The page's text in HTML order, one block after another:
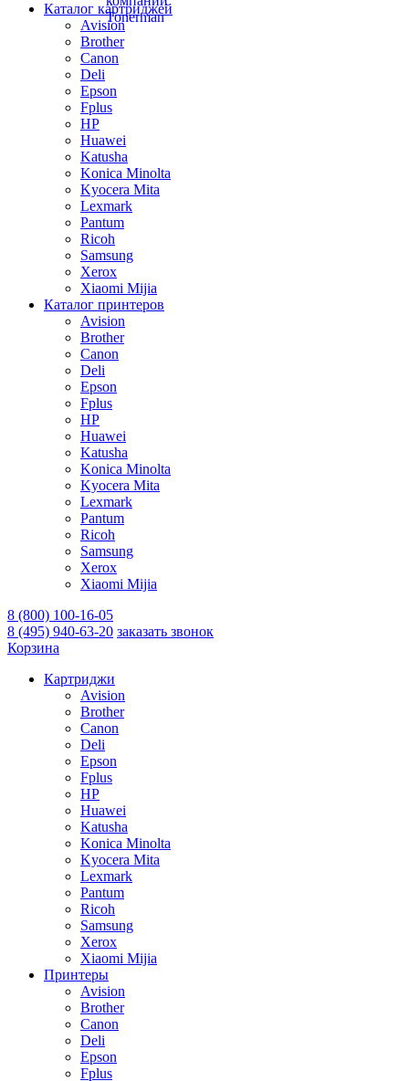
Каталог картриджей
Avision
Brother
Canon
Deli
Epson
Fplus
HP
Huawei
Katusha
Konica Minolta
Kyocera Mita
Lexmark
Pantum
Ricoh
Samsung
Xerox
Xiaomi Mijia
Каталог принтеров
Avision
Brother
Canon
Deli
Epson
Fplus
HP
Huawei
Katusha
Konica Minolta
Kyocera Mita
Lexmark
Pantum
Ricoh
Samsung
Xerox
Xiaomi Mijia
8 (800) 100-16-05
8 (495) 940-63-20 заказать звонок
Корзина
Картриджи
Avision
Brother
Canon
Deli
Epson
Fplus
HP
Huawei
Katusha
Konica Minolta
Kyocera Mita
Lexmark
Pantum
Ricoh
Samsung
Xerox
Xiaomi Mijia
Принтеры
Avision
Brother
Canon
Deli
Epson
Fplus